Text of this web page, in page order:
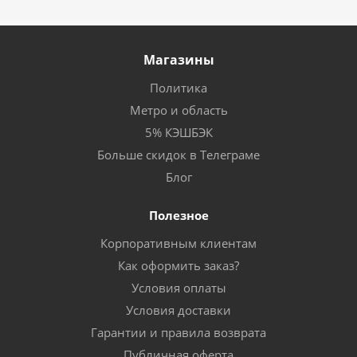
Магазины
Политика
Метро и область
5% КЭШБЭК
Больше скидок в Телеграме
Блог
Полезное
Корпоративным клиентам
Как оформить заказ?
Условия оплаты
Условия доставки
Гарантии и правила возврата